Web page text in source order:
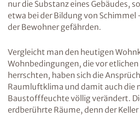
nur die Substanz eines Gebäudes,
etwa bei der Bildung von Schimmel
der Bewohner gefährden.
Vergleicht man den heutigen
Wohnbedingungen, die vor etlichen
herrschten, haben sich die
Raumluftklima und damit auch die
Baustofffeuchte völlig verändert.
erdberührte Räume, denn der